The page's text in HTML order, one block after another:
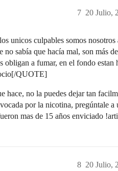
20 Julio,
7
unicos culpables somos nosotros
sabía que hacía mal, son más
obligan a fumar, en el fondo estan
QUOTE]
hace, no la puedes dejar tan
por la nicotina, pregúntale a
mas de 15 años enviciado
20 Julio,
8